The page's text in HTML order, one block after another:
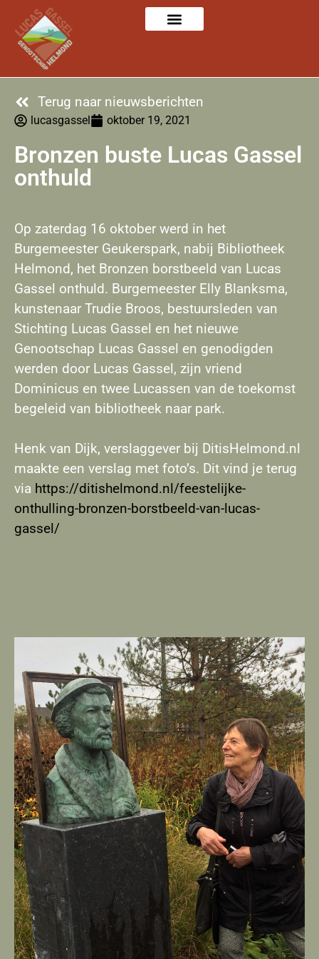
Terug naar nieuwsberichten
lucasgassel oktober 19, 2021
Bronzen buste Lucas Gassel
onthuld
Op zaterdag 16 oktober werd in het
Burgemeester Geukerspark, nabij Bibliotheek
Helmond, het Bronzen borstbeeld van Lucas
Gassel onthuld. Burgemeester Elly Blanksma,
kunstenaar Trudie Broos, bestuursleden van
Stichting Lucas Gassel en het nieuwe
Genootschap Lucas Gassel en genodigden
werden door Lucas Gassel, zijn vriend
Dominicus en twee Lucassen van de toekomst
begeleid van bibliotheek naar park.
Henk van Dijk, verslaggever bij DitisHelmond.nl
maakte een verslag met foto’s. Dit vind je terug
via https://ditishelmond.nl/feestelijke-
onthulling-bronzen-borstbeeld-van-lucas-
gassel/